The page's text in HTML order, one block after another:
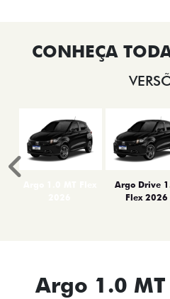
Argo Drive
Flex 2026
Anterior
Argo 1.0